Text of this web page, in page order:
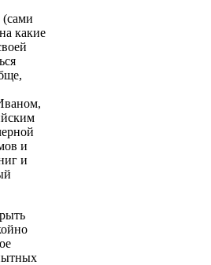
какие
и
и